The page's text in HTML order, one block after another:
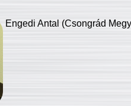
Engedi Antal (Csongrád